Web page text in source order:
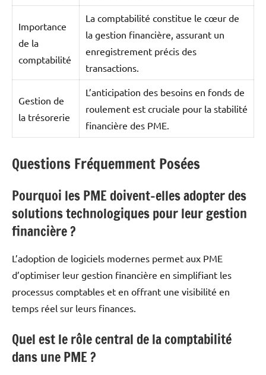
Importance
de la
comptabilité
La comptabilité constitue le cœur de
la gestion financière, assurant un
enregistrement précis des
transactions.
Gestion de
la trésorerie
L’anticipation des besoins en fonds de
roulement est cruciale pour la stabilité
financière des PME.
Questions Fréquemment Posées
Pourquoi les PME doivent-elles adopter des
solutions technologiques pour leur gestion
financière ?
L’adoption de logiciels modernes permet aux PME
d’optimiser leur gestion financière en simplifiant les
processus comptables et en offrant une visibilité en
temps réel sur leurs finances.
Quel est le rôle central de la comptabilité
dans une PME ?